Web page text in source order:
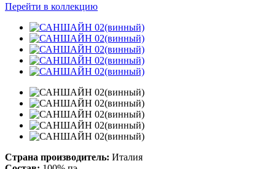
Перейти в коллекцию
Страна производитель: Италия